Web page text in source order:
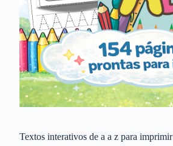
Textos interativos de a a z para imprimir